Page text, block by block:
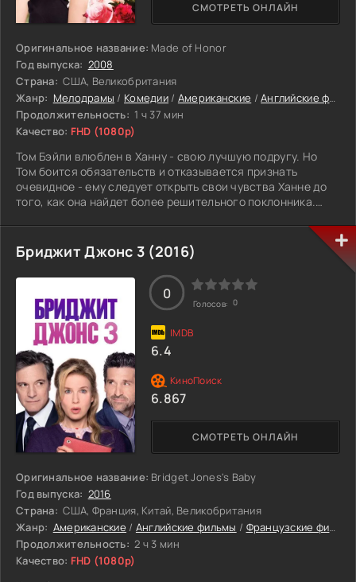
Оригинальное название: Made of Honor
Год выпуска: 2008
Страна: США, Великобритания
Жанр: Мелодрамы / Комедии / Американские /Английские фильмы
Продолжительность: 1 ч 37 мин
Качество: FHD (1080p)
Том Бэйли влюблен в Ханну - свою лучшую подругу. Но
Том боится обязательств и отказывается признать
очевидное - ему следует открыть свои чувства Ханне до
того, как она найдет более решительного поклонника.
делает ей предложение, Том должен стать свидетелем ее
счастья, находясь от нее в непосредственной близости -
потому что она выбирает его своим Другом Невесты...
СМОТРЕТЬ ОНЛАЙН
Бриджит Джонс 3 (2016)
Оригинальное название: Bridget Jones's Baby
Год выпуска: 2016
Страна: США, Франция, Китай, Великобритания
Жанр: Американские / Английские фильмы / Французские фильмы
Продолжительность: 2 ч 3 мин
Качество: FHD (1080p)
СМОТРЕТЬ ОНЛАЙН
0
Голосов: 0
6.4
6.867